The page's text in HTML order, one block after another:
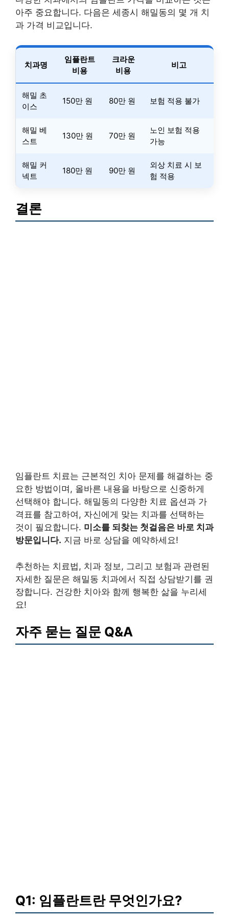
아주 중요합니다. 다음은 세종시 해밀동의 몇 개 치
과 가격 비교입니다.
치과명
임플란트
비용
크라운
비용
비고
해밀 초
이스
150만 원 80만 원 보험 적용 불가
해밀 베
스트
130만 원 70만 원
노인 보험 적용
가능
해밀 커
넥트
180만 원 90만 원
외상 치료 시 보
험 적용
결론
임플란트 치료는 근본적인 치아 문제를 해결하는 중
요한 방법이며, 올바른 내용을 바탕으로 신중하게
선택해야 합니다. 해밀동의 다양한 치료 옵션과 가
격표를 참고하여, 자신에게 맞는 치과를 선택하는
것이 필요합니다. 미소를 되찾는 첫걸음은 바로 치과
방문입니다. 지금 바로 상담을 예약하세요!
추천하는 치료법, 치과 정보, 그리고 보험과 관련된
자세한 질문은 해밀동 치과에서 직접 상담받기를 권
장합니다. 건강한 치아와 함께 행복한 삶을 누리세
요!
자주 묻는 질문 Q&A
Q1: 임플란트란 무엇인가요?